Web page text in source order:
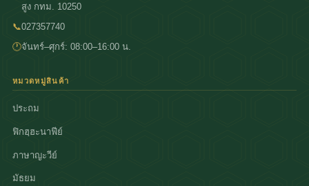
สูง กทม. 10250
📞027357740
🕐จันทร์–ศุกร์: 08:00–16:00 น.
หมวดหมู่สินค้า
ประถม
ฟิกฮฺฮะนาฟีย์
ภาษาญะวีย์
มัธยม